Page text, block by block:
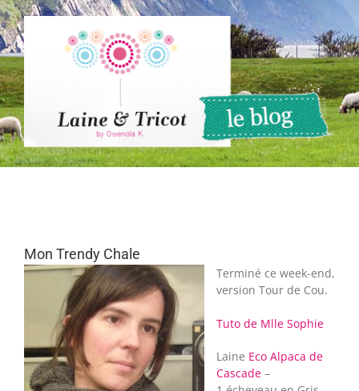
Passer
au
contenu
Mon Trendy Chale
Terminé ce week-end,
version Tour de Cou.
Tuto de Mlle Sophie
Laine Eco Alpaca de
Cascade –